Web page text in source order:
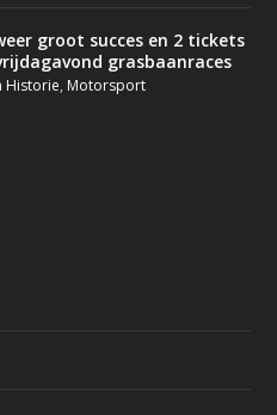
groot succes en 2 tickets
grasbaanraces
Historie, Motorsport